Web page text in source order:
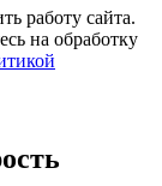
работу сайта.
на обработку